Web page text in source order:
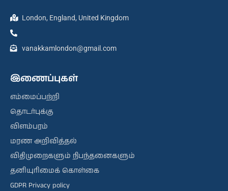
London, England, United Kingdom
vanakkamlondon@gmail.com
இணைப்புகள்
எம்மைப்பற்றி
தொடர்புக்கு
விளம்பரம்
மரண அறிவித்தல்
விதிமுறைகளும் நிபந்தனைகளும்
தனியுரிமைக் கொள்கை
GDPR Privacy policy